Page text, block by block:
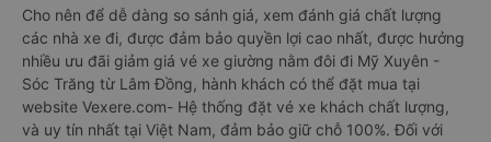
Cho nên để dễ dàng so sánh giá, xem đánh giá chất lượng
các nhà xe đi, được đảm bảo quyền lợi cao nhất, được hưởng
nhiều ưu đãi giảm giá vé xe giường nằm đôi đi Mỹ Xuyên -
Sóc Trăng từ Lâm Đồng, hành khách có thể đặt mua tại
website Vexere.com- Hệ thống đặt vé xe khách chất lượng,
và uy tín nhất tại Việt Nam, đảm bảo giữ chỗ 100%. Đối với